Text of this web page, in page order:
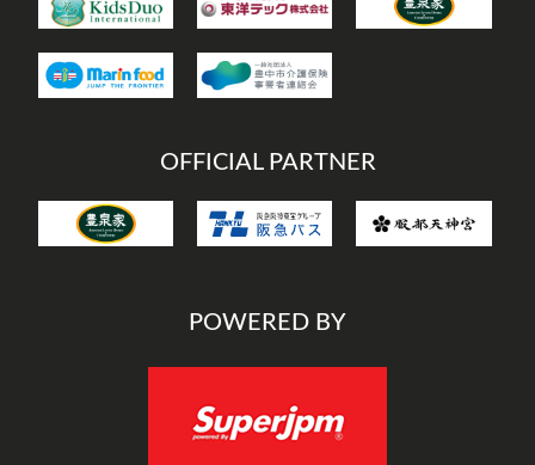
OFFICIAL PARTNER
POWERED BY